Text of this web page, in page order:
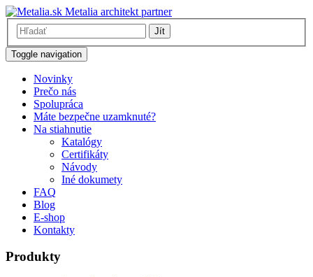
Metalia architekt partner
Jít
Toggle navigation
Novinky
Prečo nás
Spolupráca
Máte bezpečne uzamknuté?
Na stiahnutie
Katalógy
Certifikáty
Návody
Iné dokumety
FAQ
Blog
E-shop
Kontakty
Produkty